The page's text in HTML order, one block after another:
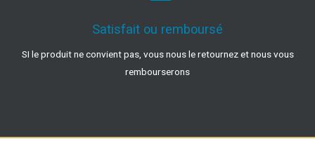
Satisfait ou remboursé
SI le produit ne convient pas, vous nous le retournez et nous vous
rembourserons